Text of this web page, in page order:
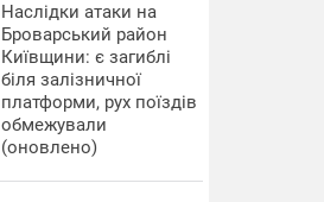
Наслідки атаки на
Броварський район
Київщини: є загиблі
біля залізничної
платформи, рух поїздів
обмежували
(оновлено)